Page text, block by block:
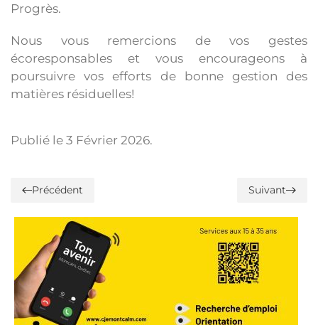
Progrès.
Nous vous remercions de vos gestes
écoresponsables et vous encourageons à
poursuivre vos efforts de bonne gestion des
matières résiduelles!
Publié le 3 Février 2026.
Précédent Suivant